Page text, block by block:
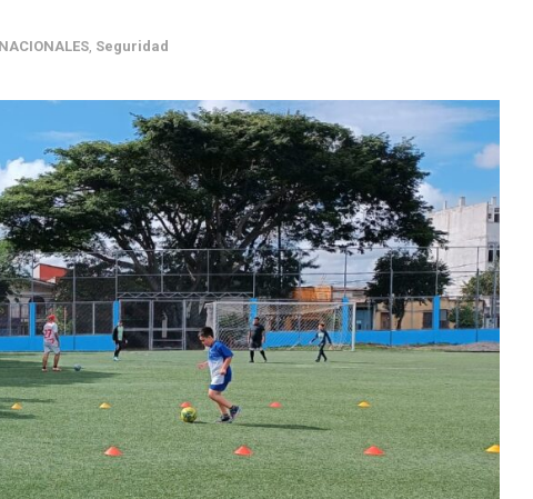
NACIONALES Seguridad